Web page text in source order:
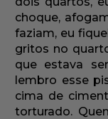
choque,
faziam, eu
gritos no
que estava
lembro esse
cima de
torturado.